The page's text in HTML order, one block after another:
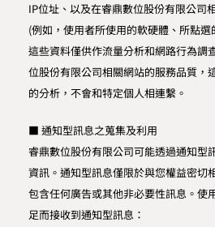
IP位址、以及在睿鼎數位股份有限公司
(例如，使用者所使用的軟硬體、所點
這些資料僅供作流量分析和網路行為調
位股份有限公司相關網站的服務品質，
的分析，不會和特定個人相連繫。
■ 通知型訊息之蒐集及利用
睿鼎數位股份有限公司可能透過通知型
資訊。通知型訊息僅限於與您權益密切
包含任何廣告或其他非必要性訊息。使
足而接收到通知型訊息：